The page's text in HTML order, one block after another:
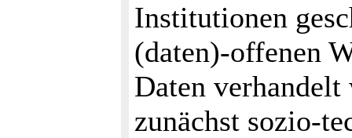
Institutionen
(daten)-offenen
Daten
zunächst sozio-